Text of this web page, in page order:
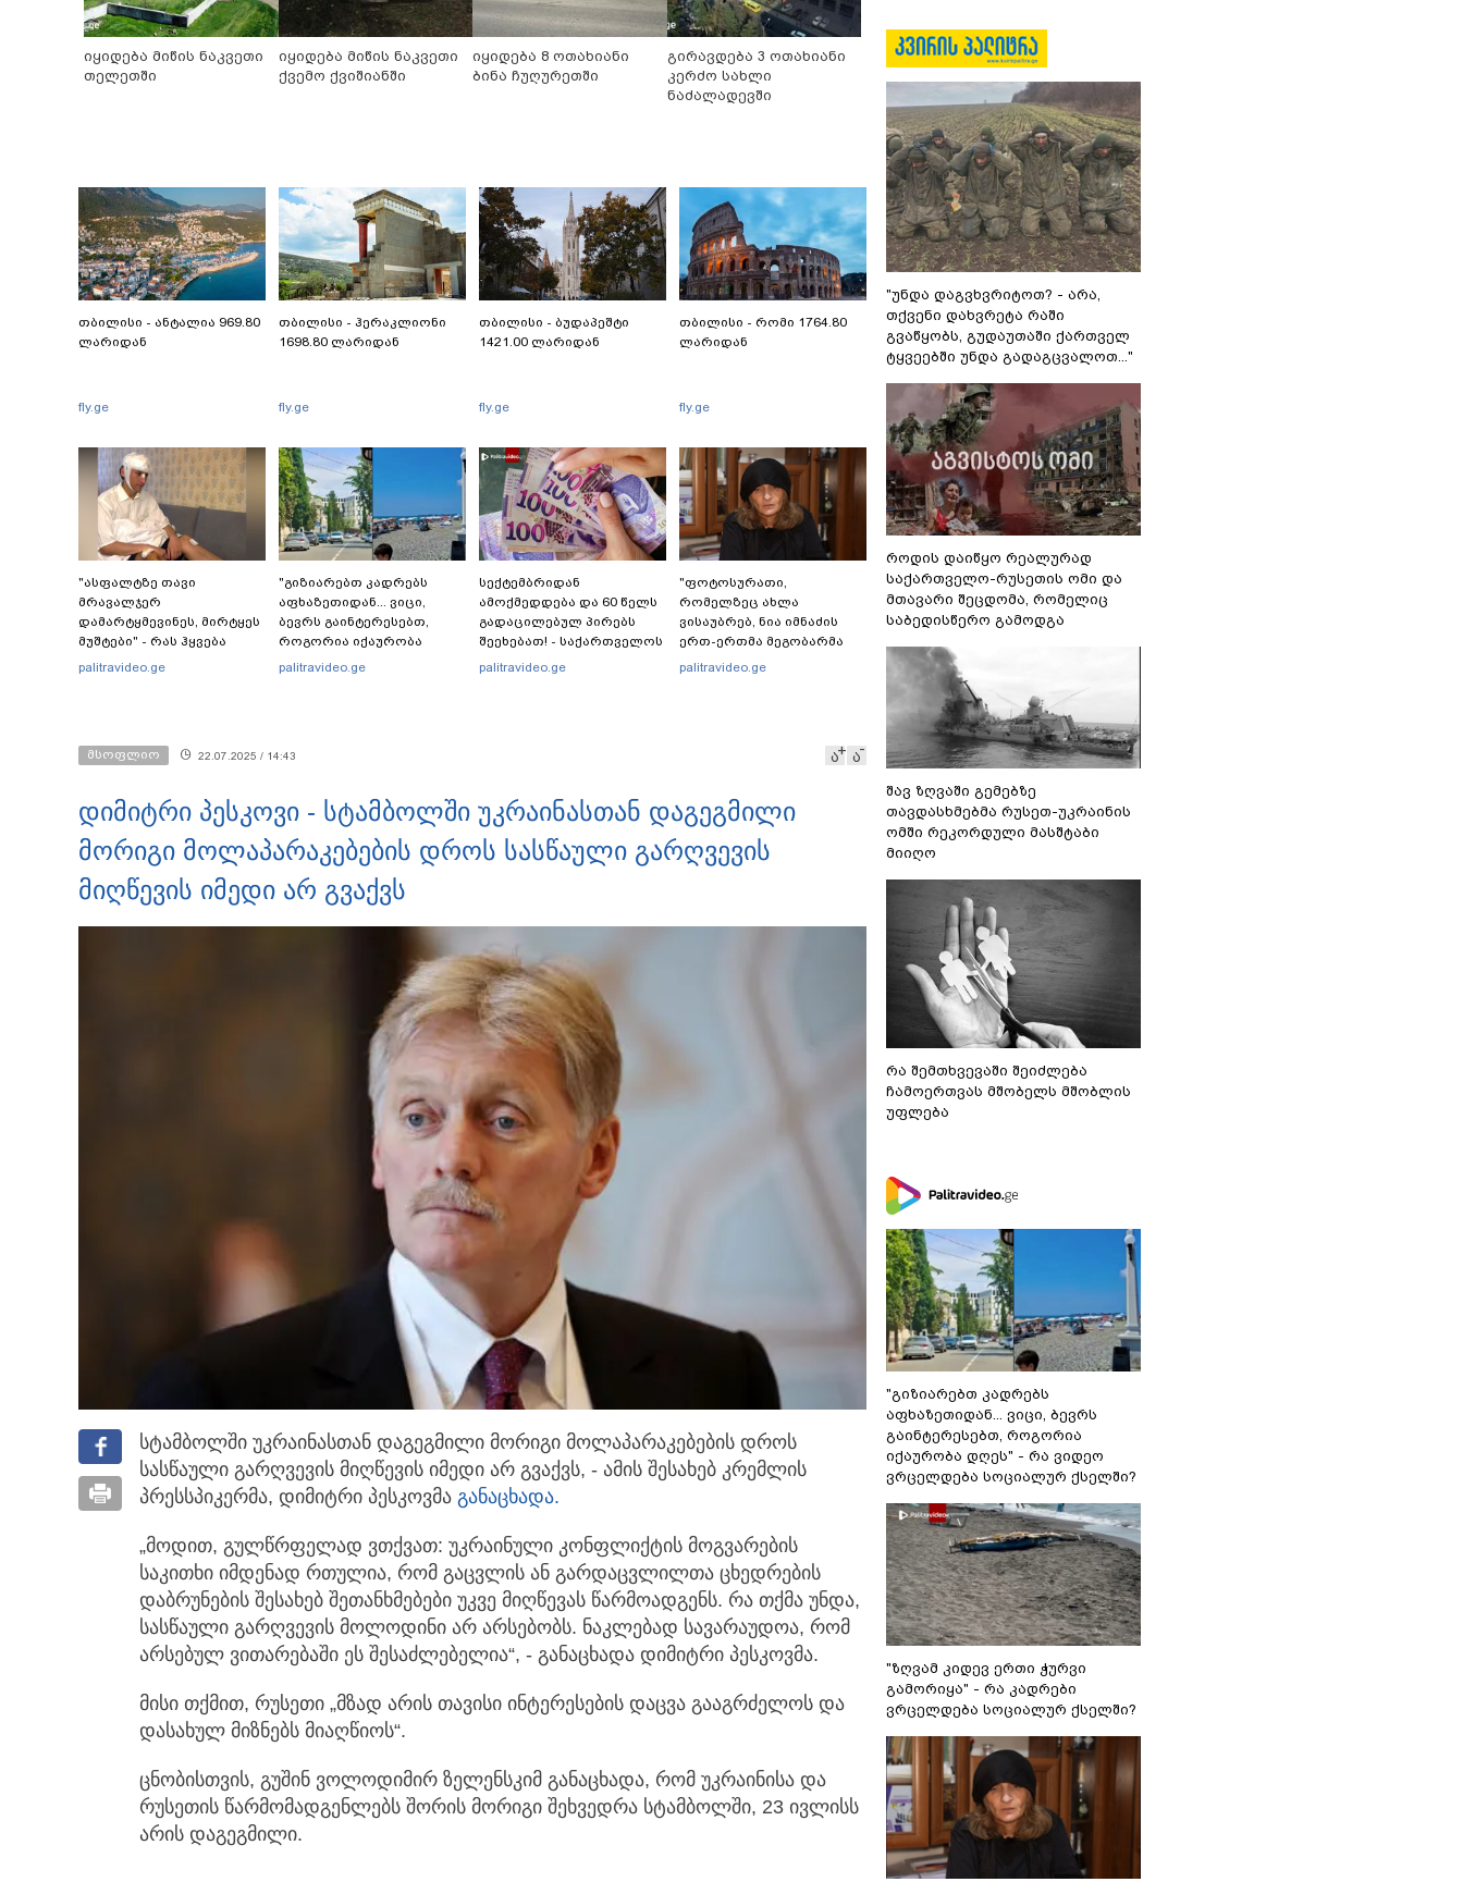
იყიდება მიწის ნაკვეთი
თელეთში
იყიდება მიწის ნაკვეთი
ქვემო ქვიშიანში
იყიდება 8 ოთახიანი
ბინა ჩუღურეთში
გირავდება 3 ოთახიანი
კერძო სახლი
ნაძალადევში
თბილისი - ანტალია 969.80
ლარიდან
fly.ge
თბილისი - ჰერაკლიონი
1698.80 ლარიდან
fly.ge
თბილისი - ბუდაპეშტი
1421.00 ლარიდან
fly.ge
თბილისი - რომი 1764.80
ლარიდან
fly.ge
"ასფალტზე თავი
მრავალჯერ
დამარტყმევინეს, მირტყეს
მუშტები" - რას ჰყვება
დავით დვალიშვილი,
palitravideo.ge
"გიზიარებთ კადრებს
აფხაზეთიდან... ვიცი,
ბევრს გაინტერესებთ,
როგორია იქაურობა
დღეს" - რა ვიდეო
palitravideo.ge
სექტემბრიდან
ამოქმედდება და 60 წელს
გადაცილებულ პირებს
შეეხებათ! - საქართველოს
ეროვნული ბანკი
palitravideo.ge
"ფოტოსურათი,
რომელზეც ახლა
ვისაუბრებ, ნია იმნაძის
ერთ-ერთმა მეგობარმა
გამომიგზავნა..." - ეკა
palitravideo.ge
მსოფლიო 22.07.2025 / 14:43 ა ა
დიმიტრი პესკოვი - სტამბოლში უკრაინასთან დაგეგმილი
მორიგი მოლაპარაკებების დროს სასწაული გარღვევის
მიღწევის იმედი არ გვაქვს
სტამბოლში უკრაინასთან დაგეგმილი მორიგი მოლაპარაკებების დროს
სასწაული გარღვევის მიღწევის იმედი არ გვაქვს, - ამის შესახებ კრემლის
პრესსპიკერმა, დიმიტრი პესკოვმა განაცხადა.
„მოდით, გულწრფელად ვთქვათ: უკრაინული კონფლიქტის მოგვარების
საკითხი იმდენად რთულია, რომ გაცვლის ან გარდაცვლილთა ცხედრების
დაბრუნების შესახებ შეთანხმებები უკვე მიღწევას წარმოადგენს. რა თქმა უნდა,
სასწაული გარღვევის მოლოდინი არ არსებობს. ნაკლებად სავარაუდოა, რომ
არსებულ ვითარებაში ეს შესაძლებელია“, - განაცხადა დიმიტრი პესკოვმა.
მისი თქმით, რუსეთი „მზად არის თავისი ინტერესების დაცვა გააგრძელოს და
დასახულ მიზნებს მიაღწიოს“.
ცნობისთვის, გუშინ ვოლოდიმირ ზელენსკიმ განაცხადა, რომ უკრაინისა და
რუსეთის წარმომადგენლებს შორის მორიგი შეხვედრა სტამბოლში, 23 ივლისს
არის დაგეგმილი.
"უნდა დაგვხვრიტოთ? - არა,
თქვენი დახვრეტა რაში
გვაწყობს, გუდაუთაში ქართველ
ტყვეებში უნდა გადაგცვალოთ..."
როდის დაიწყო რეალურად
საქართველო-რუსეთის ომი და
მთავარი შეცდომა, რომელიც
საბედისწერო გამოდგა
შავ ზღვაში გემებზე
თავდასხმებმა რუსეთ-უკრაინის
ომში რეკორდული მასშტაბი
მიიღო
რა შემთხვევაში შეიძლება
ჩამოერთვას მშობელს მშობლის
უფლება
"გიზიარებთ კადრებს
აფხაზეთიდან... ვიცი, ბევრს
გაინტერესებთ, როგორია
იქაურობა დღეს" - რა ვიდეო
ვრცელდება სოციალურ ქსელში?
"ზღვამ კიდევ ერთი ჭურვი
გამორიყა" - რა კადრები
ვრცელდება სოციალურ ქსელში?